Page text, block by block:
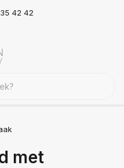
42 42
met